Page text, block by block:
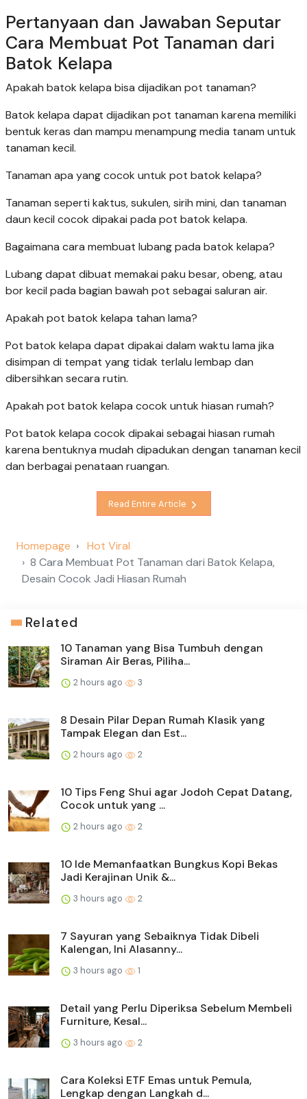
Pertanyaan dan Jawaban Seputar
Cara Membuat Pot Tanaman dari
Batok Kelapa
Apakah batok kelapa bisa dijadikan pot tanaman?
Batok kelapa dapat dijadikan pot tanaman karena memiliki
bentuk keras dan mampu menampung media tanam untuk
tanaman kecil.
Tanaman apa yang cocok untuk pot batok kelapa?
Tanaman seperti kaktus, sukulen, sirih mini, dan tanaman
daun kecil cocok dipakai pada pot batok kelapa.
Bagaimana cara membuat lubang pada batok kelapa?
Lubang dapat dibuat memakai paku besar, obeng, atau
bor kecil pada bagian bawah pot sebagai saluran air.
Apakah pot batok kelapa tahan lama?
Pot batok kelapa dapat dipakai dalam waktu lama jika
disimpan di tempat yang tidak terlalu lembap dan
dibersihkan secara rutin.
Apakah pot batok kelapa cocok untuk hiasan rumah?
Pot batok kelapa cocok dipakai sebagai hiasan rumah
karena bentuknya mudah dipadukan dengan tanaman kecil
dan berbagai penataan ruangan.
Read Entire Article
Homepage
Hot Viral
8 Cara Membuat Pot Tanaman dari Batok Kelapa,
Desain Cocok Jadi Hiasan Rumah
Related
10 Tanaman yang Bisa Tumbuh dengan
Siraman Air Beras, Piliha...
2 hours ago 3
8 Desain Pilar Depan Rumah Klasik yang
Tampak Elegan dan Est...
2 hours ago 2
10 Tips Feng Shui agar Jodoh Cepat Datang,
Cocok untuk yang ...
2 hours ago 2
10 Ide Memanfaatkan Bungkus Kopi Bekas
Jadi Kerajinan Unik &...
3 hours ago 2
7 Sayuran yang Sebaiknya Tidak Dibeli
Kalengan, Ini Alasanny...
3 hours ago 1
Detail yang Perlu Diperiksa Sebelum Membeli
Furniture, Kesal...
3 hours ago 2
Cara Koleksi ETF Emas untuk Pemula,
Lengkap dengan Langkah d...